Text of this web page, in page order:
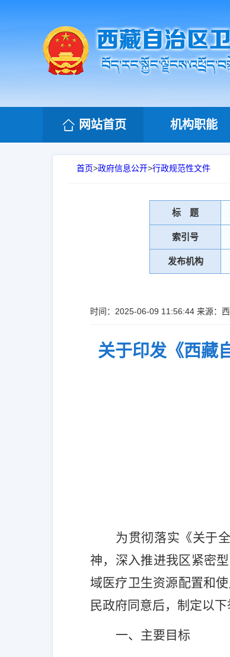
网站首页 机构职能
首页>政府信息公开>行政规范性文件
标 题
索引号
发布机构
时间：2025-06-09 11:56:44 来源：
关于印发《西藏
为贯彻落实 《关于
神，深入推进我区紧密
域医疗卫生资源配置和
民政府同意后，制定以下
一、 主要目标